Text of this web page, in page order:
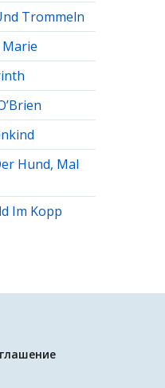
Trommeln
Hund, Mal
Im Kopp